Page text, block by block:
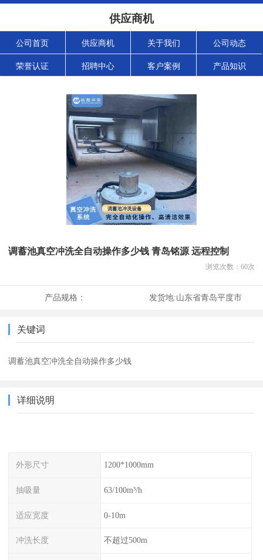
供应商机
公司首页 供应商机 关于我们 公司动态
荣誉认证 招聘中心 客户案例 产品知识
调蓄池真空冲洗全自动操作多少钱 青岛铭源 远程控制
浏览次数： 60次
产品规格： 发货地:山东省青岛平度市
关键词
调蓄池真空冲洗全自动操作多少钱
详细说明
外形尺寸 1200*1000mm
抽吸量 63/100m³/h
适应宽度 0-10m
冲洗长度 不超过500m